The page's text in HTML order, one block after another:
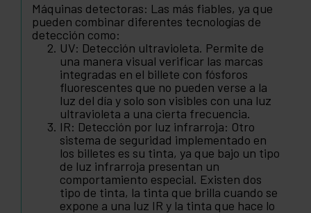
Máquinas detectoras: Las más fiables, ya que
pueden combinar diferentes tecnologías de
detección como:
UV: Detección ultravioleta. Permite de
una manera visual verificar las marcas
integradas en el billete con fósforos
fluorescentes que no pueden verse a la
luz del día y solo son visibles con una luz
ultravioleta a una cierta frecuencia.
IR: Detección por luz infrarroja: Otro
sistema de seguridad implementado en
los billetes es su tinta, ya que bajo un tipo
de luz infrarroja presentan un
comportamiento especial. Existen dos
tipo de tinta, la tinta que brilla cuando se
expone a una luz IR y la tinta que hace lo